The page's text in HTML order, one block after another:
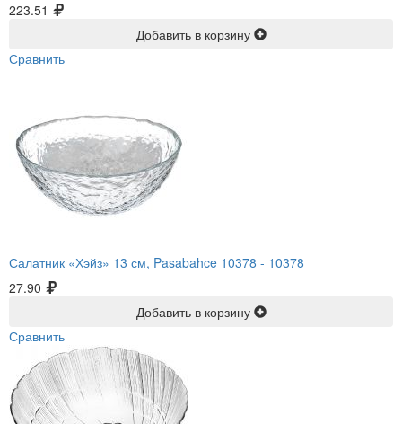
223.51
Добавить в корзину
Сравнить
Салатник «Хэйз» 13 см, Pasabahce 10378 - 10378
27.90
Добавить в корзину
Сравнить